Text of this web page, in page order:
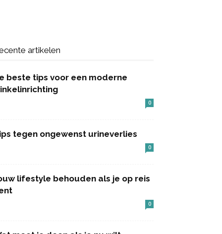
artikelen
beste tips voor een moderne
0
tegen ongewenst urineverlies
0
lifestyle behouden als je op reis
0